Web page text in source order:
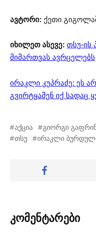
ავტორი: ქეთი
იხილეთ ასევე: თსუ-ის
მიმართვას ავრცელებს
ირაკლი კუპრაძე: ეს
გვირტყამენ იქ სადაც
აქცია გიორგი
თსუ
ირაკლი
კომენტარები